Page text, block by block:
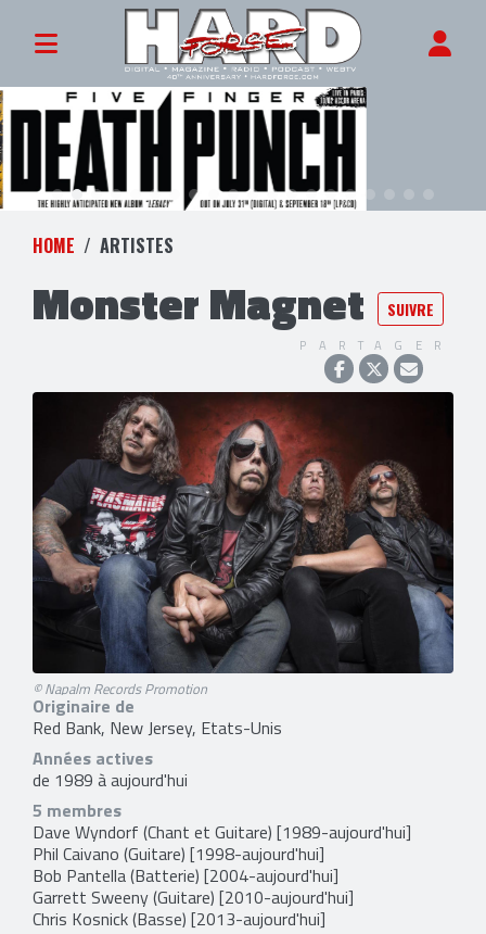
HOME ARTISTES
Monster Magnet SUIVRE
PARTAGER
© Napalm Records Promotion
Originaire de
Red Bank, New Jersey, Etats-Unis
Années actives
de 1989 à aujourd'hui
5 membres
Dave Wyndorf (Chant et Guitare) [1989-aujourd'hui]
Phil Caivano (Guitare) [1998-aujourd'hui]
Bob Pantella(Batterie) [2004-aujourd'hui]
Garrett Sweeny(Guitare) [2010-aujourd'hui]
Chris Kosnick(Basse) [2013-aujourd'hui]